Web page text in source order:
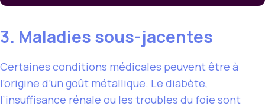
3. Maladies sous-jacentes
Certaines conditions médicales peuvent être à
l’origine d’un goût métallique. Le diabète,
l’insuffisance rénale ou les troubles du foie sont